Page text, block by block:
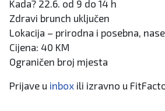
Kada? 22.6. od 9 do 14 h
Zdravi brunch uključen
Lokacija – prirodna i posebna,
Cijena: 40 KM
Ograničen broj mjesta
Prijave u inbox ili izravno u